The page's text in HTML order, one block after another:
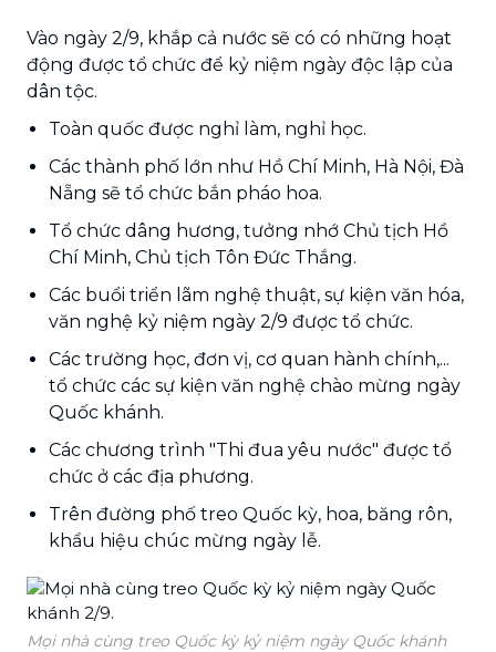
Vào ngày 2/9, khắp cả nước sẽ có có những hoạt
động được tổ chức để kỷ niệm ngày độc lập của
dân tộc.
Toàn quốc được nghỉ làm, nghỉ học.
Các thành phố lớn như Hồ Chí Minh, Hà Nội, Đà
Nẵng sẽ tổ chức bắn pháo hoa.
Tổ chức dâng hương, tưởng nhớ Chủ tịch Hồ
Chí Minh, Chủ tịch Tôn Đức Thắng.
Các buổi triển lãm nghệ thuật, sự kiện văn hóa,
văn nghệ kỷ niệm ngày 2/9 được tổ chức.
Các trường học, đơn vị, cơ quan hành chính,...
tổ chức các sự kiện văn nghệ chào mừng ngày
Quốc khánh.
Các chương trình "Thi đua yêu nước" được tổ
chức ở các địa phương.
Trên đường phố treo Quốc kỳ, hoa, băng rôn,
khẩu hiệu chúc mừng ngày lễ.
Mọi nhà cùng treo Quốc kỳ kỷ niệm ngày Quốc khánh